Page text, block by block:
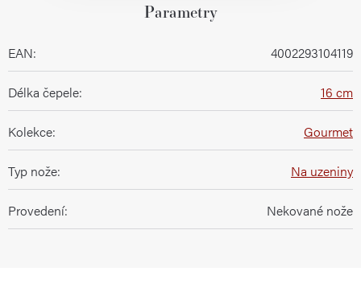
Parametry
EAN: 4002293104119
Délka čepele: 16 cm
Kolekce: Gourmet
Typ nože: Na uzeniny
Provedení: Nekované nože